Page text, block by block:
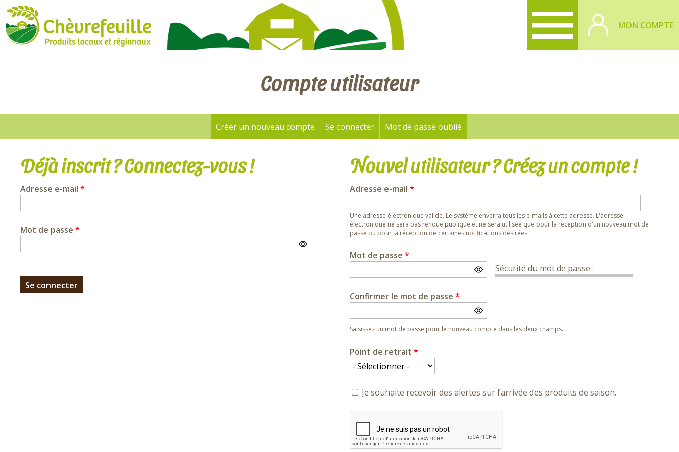
MON COMPTE
Compte utilisateur
Onglets
principaux
Créer un nouveau compte Se connecter (onglet actif)
Mot de passe oublié
Déjà inscrit ? Connectez-vous !
Adresse e-mail *
Mot de passe *
Nouvel utilisateur ? Créez un compte !
Adresse e-mail *
Une adresse électronique valide. Le système enverra tous les e-mails à cette adresse. L'adresse
électronique ne sera pas rendue publique et ne sera utilisée que pour la réception d'un nouveau mot de
passe ou pour la réception de certaines notifications désirées.
Mot de passe *
Sécurité du mot de passe :
Confirmer le mot de passe *
Saisissez un mot de passe pour le nouveau compte dans les deux champs.
Point de retrait *
Je souhaite recevoir des alertes sur l’arrivée des produits de saison.